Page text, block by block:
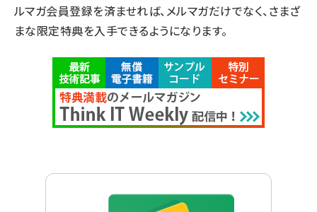
ルマガ会員登録を済ませれば、メルマガだけでなく、さまざ
まな限定特典を入手できるようになります。